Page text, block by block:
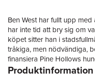
Ben West har fullt upp
har inte tid att bry sig om
köpet sitter han i
tråkiga, men nödvändiga,
finansiera Pine Hollows
Ally Gilmore har flytt
Produktinformation